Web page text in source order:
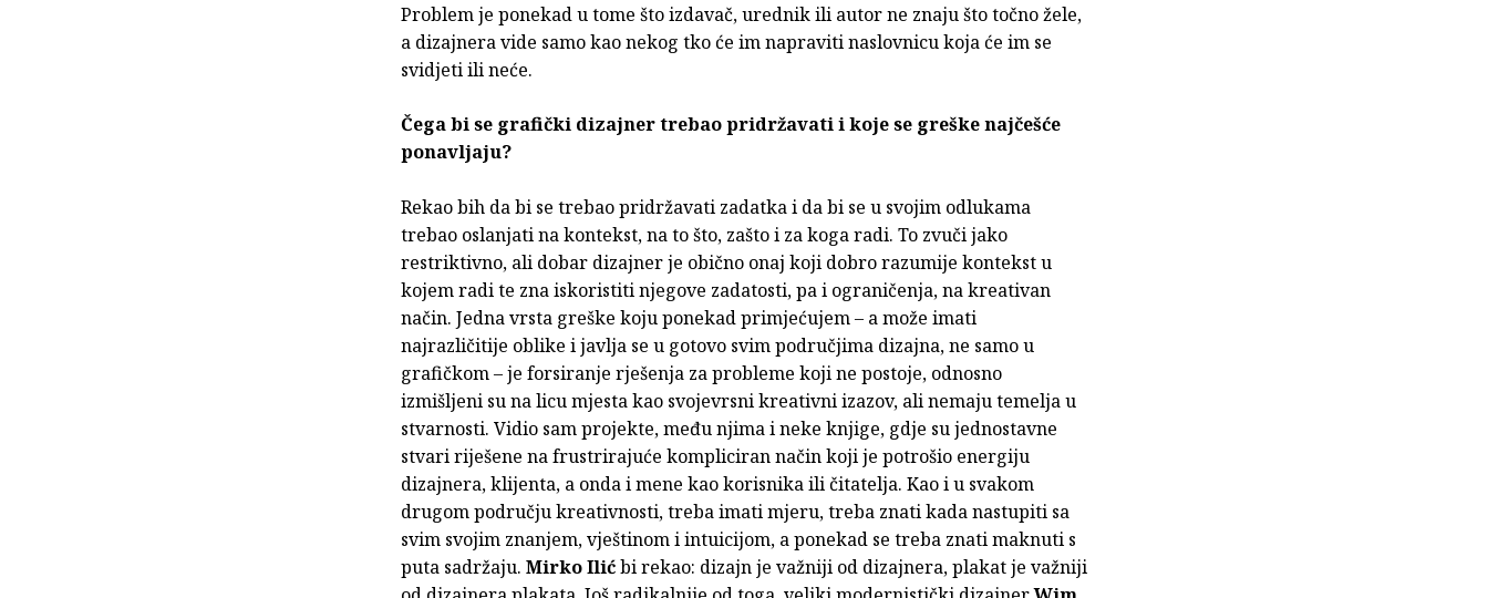
Problem je ponekad u tome što izdavač, urednik ili autor ne znaju što točno žele,
a dizajnera vide samo kao nekog tko će im napraviti naslovnicu koja će im se
svidjeti ili neće.
Čega bi se grafički dizajner trebao pridržavati i koje se greške najčešće
ponavljaju?
Rekao bih da bi se trebao pridržavati zadatka i da bi se u svojim odlukama
trebao oslanjati na kontekst, na to što, zašto i za koga radi. To zvuči jako
restriktivno, ali dobar dizajner je obično onaj koji dobro razumije kontekst u
kojem radi te zna iskoristiti njegove zadatosti, pa i ograničenja, na kreativan
način. Jedna vrsta greške koju ponekad primjećujem – a može imati
najrazličitije oblike i javlja se u gotovo svim područjima dizajna, ne samo u
grafičkom – je forsiranje rješenja za probleme koji ne postoje, odnosno
izmišljeni su na licu mjesta kao svojevrsni kreativni izazov, ali nemaju temelja u
stvarnosti. Vidio sam projekte, među njima i neke knjige, gdje su jednostavne
stvari riješene na frustrirajuće kompliciran način koji je potrošio energiju
dizajnera, klijenta, a onda i mene kao korisnika ili čitatelja. Kao i u svakom
drugom području kreativnosti, treba imati mjeru, treba znati kada nastupiti sa
svim svojim znanjem, vještinom i intuicijom, a ponekad se treba znati maknuti s
puta sadržaju. Mirko Ilićbi rekao: dizajn je važniji od dizajnera, plakat je važniji